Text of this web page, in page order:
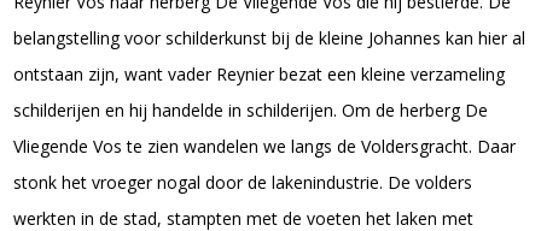
belangstelling voor schilderkunst bij de kleine Johannes kan hier al
ontstaan zijn, want vader Reynier bezat een kleine verzameling
schilderijen en hij handelde in schilderijen. Om de herberg De
Vliegende Vos te zien wandelen we langs de Voldersgracht. Daar
stonk het vroeger nogal door de lakenindustrie. De volders
werkten in de stad, stampten met de voeten het laken met